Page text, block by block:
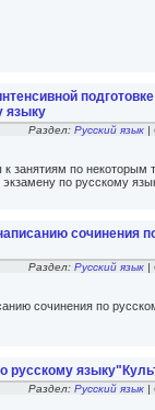
языку
Раздел: Русский язык |
занятиям по
экзамену по русскому
сочинения
Раздел: Русский язык |
сочинения по
русскому
Раздел: Русский язык |